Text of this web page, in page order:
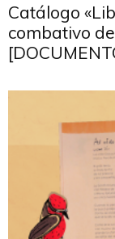
Catálogo
combativo